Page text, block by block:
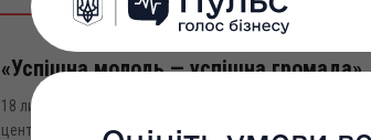
«Успішна молодь — успішна громада»
18 листопада 2022 року в Болехівській міській філії
центру зайнятості в рамках реалізації проєкту